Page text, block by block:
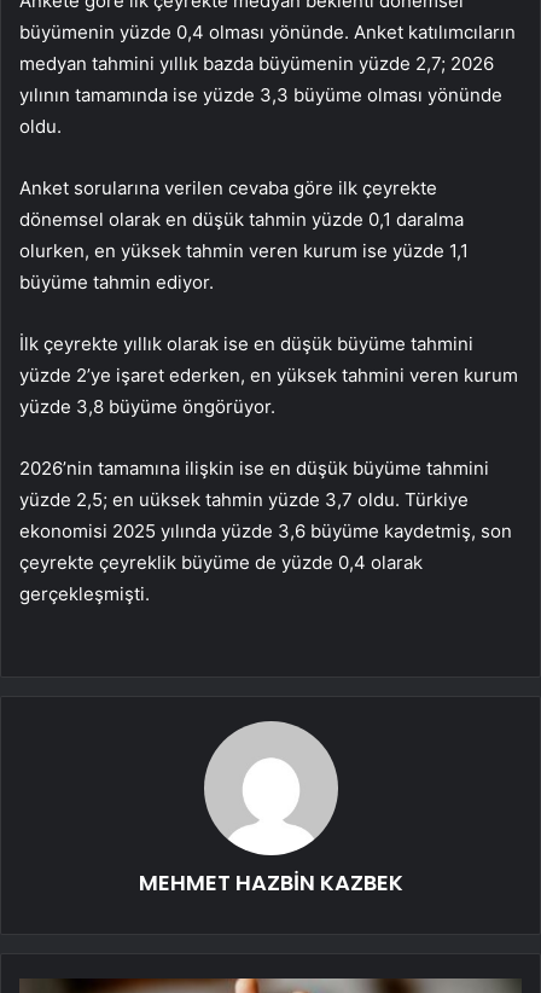
büyümenin yüzde 0,4 olması yönünde. Anket katılımcıların
medyan tahmini yıllık bazda büyümenin yüzde 2,7; 2026
yılının tamamında ise yüzde 3,3 büyüme olması yönünde
oldu.
Anket sorularına verilen cevaba göre ilk çeyrekte
dönemsel olarak en düşük tahmin yüzde 0,1 daralma
olurken, en yüksek tahmin veren kurum ise yüzde 1,1
büyüme tahmin ediyor.
İlk çeyrekte yıllık olarak ise en düşük büyüme tahmini
yüzde 2’ye işaret ederken, en yüksek tahmini veren kurum
yüzde 3,8 büyüme öngörüyor.
2026’nin tamamına ilişkin ise en düşük büyüme tahmini
yüzde 2,5; en uüksek tahmin yüzde 3,7 oldu. Türkiye
ekonomisi 2025 yılında yüzde 3,6 büyüme kaydetmiş, son
çeyrekte çeyreklik büyüme de yüzde 0,4 olarak
gerçekleşmişti.
MEHMET HAZBİN KAZBEK